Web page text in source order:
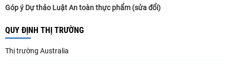
Góp ý Dự thảo Luật An toàn thực phẩm (sửa đổi)
QUY ĐỊNH THỊ TRƯỜNG
Thị trường Australia